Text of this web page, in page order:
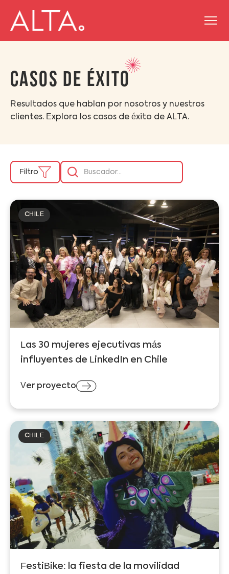
content
Servicios
Ponte en contacto
CASOS DE ÉXITO
Resultados que hablan por nosotros y nuestros
clientes. Explora los casos de éxito de ALTA.
Filtro
CHILE
Las 30 mujeres ejecutivas más
influyentes de LinkedIn en Chile
Ver proyecto
CHILE
FestiBike: la fiesta de la movilidad